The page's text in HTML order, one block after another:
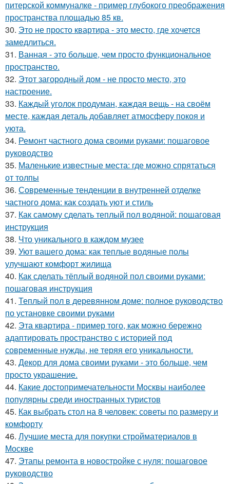
питерской коммуналке - пример глубокого преображения
пространства площадью 85 кв.
30. Это не просто квартира - это место, где хочется
замедлиться.
31. Ванная - это больше, чем просто функциональное
пространство.
32. Этот загородный дом - не просто место, это
настроение.
33. Каждый уголок продуман, каждая вещь - на своём
месте, каждая деталь добавляет атмосферу покоя и
уюта.
34. Ремонт частного дома своими руками: пошаговое
руководство
35. Маленькие известные места: где можно спрятаться
от толпы
36. Современные тенденции в внутренней отделке
частного дома: как создать уют и стиль
37. Как самому сделать теплый пол водяной: пошаговая
инструкция
38. Что уникального в каждом музее
39. Уют вашего дома: как теплые водяные полы
улучшают комфорт жилища
40. Как сделать тёплый водяной пол своими руками:
пошаговая инструкция
41. Теплый пол в деревянном доме: полное руководство
по установке своими руками
42. Эта квартира - пример того, как можно бережно
адаптировать пространство с историей под
современные нужды, не теряя его уникальности.
43. Декор для дома своими руками - это больше, чем
просто украшение.
44. Какие достопримечательности Москвы наиболее
популярны среди иностранных туристов
45. Как выбрать стол на 8 человек: советы по размеру и
комфорту
46. Лучшие места для покупки стройматериалов в
Москве
47. Этапы ремонта в новостройке с нуля: пошаговое
руководство